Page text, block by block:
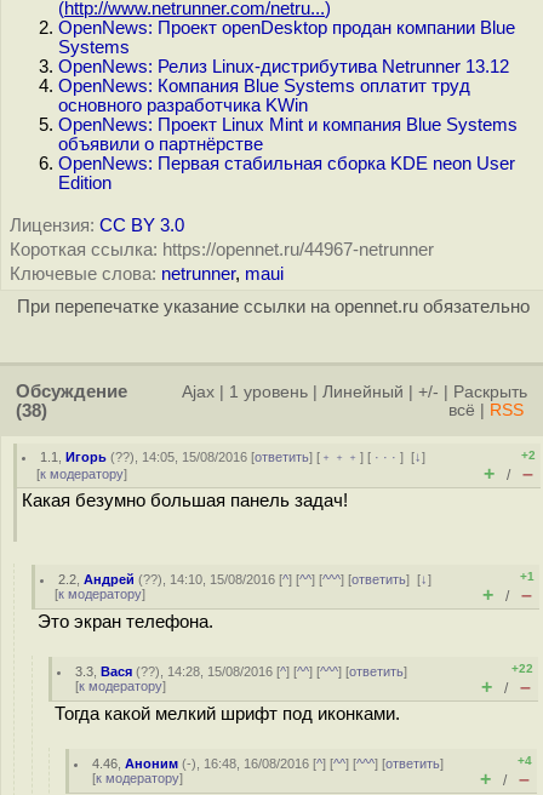
(http://www.netrunner.com/netru...)
OpenNews: Проект openDesktop продан компании Blue
Systems
OpenNews: Релиз Linux-дистрибутива Netrunner 13.12
OpenNews: Компания Blue Systems оплатит труд
основного разработчика KWin
OpenNews: Проект Linux Mint и компания Blue Systems
объявили о партнёрстве
OpenNews: Первая стабильная сборка KDE neon User
Edition
Лицензия: CC BY 3.0
Короткая ссылка: https://opennet.ru/44967-netrunner
Ключевые слова: netrunner, maui
При перепечатке указание ссылки на opennet.ru обязательно
Обсуждение
(38)
Ajax 1 уровень Линейный +/-
Раскрыть
всё
RSS
1.1 ,Игорь (??), 14:05, 15/08/2016 [ответить] [ ﹢﹢﹢] [ · · ·][↓]
[к модератору]
+2
+ / –
Какая безумно большая панель задач!
2.2 ,Андрей (??), 14:10, 15/08/2016 [^] [^^] [^^^] [ответить][↓]
[к модератору]
+1
+ / –
Это экран телефона.
3.3 ,Вася (??), 14:28, 15/08/2016 [^] [^^] [^^^] [ответить]
[к модератору]
+22
+ / –
Тогда какой мелкий шрифт под иконками.
4.46 ,Аноним (-), 16:48, 16/08/2016 [^] [^^] [^^^] [ответить]
[к модератору]
+4
+ / –